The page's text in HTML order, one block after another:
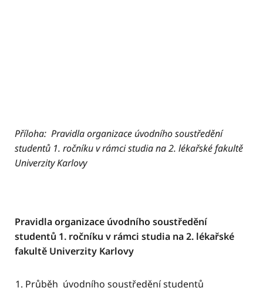
Příloha: Pravidla organizace úvodního soustředění
studentů 1. ročníku v rámci studia na 2. lékařské fakultě
Univerzity Karlovy
Pravidla organizace úvodního soustředění
studentů 1. ročníku v rámci studia na 2. lékařské
fakultě Univerzity Karlovy
Průběh úvodního soustředění studentů